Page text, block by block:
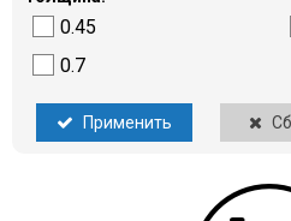
0.45
0.7
Применить